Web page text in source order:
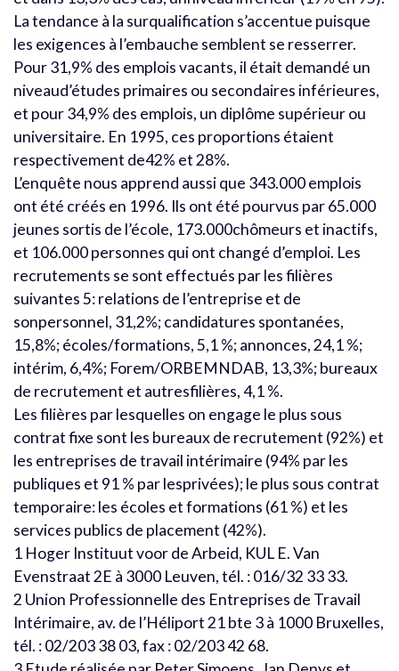
La tendance à la surqualification s’accentue puisque
les exigences à l’embauche semblent se resserrer.
Pour 31,9% des emplois vacants, il était demandé un
niveaud’études primaires ou secondaires inférieures,
et pour 34,9% des emplois, un diplôme supérieur ou
universitaire. En 1995, ces proportions étaient
respectivement de42% et 28%.
L’enquête nous apprend aussi que 343.000 emplois
ont été créés en 1996. Ils ont été pourvus par 65.000
jeunes sortis de l’école, 173.000chômeurs et inactifs,
et 106.000 personnes qui ont changé d’emploi. Les
recrutements se sont effectués par les filières
suivantes 5: relations de l’entreprise et de
sonpersonnel, 31,2%; candidatures spontanées,
15,8%; écoles/formations, 5,1 %; annonces, 24,1 %;
intérim, 6,4%; Forem/ORBEMNDAB, 13,3%; bureaux
de recrutement et autresfilières, 4,1 %.
Les filières par lesquelles on engage le plus sous
contrat fixe sont les bureaux de recrutement (92%) et
les entreprises de travail intérimaire (94% par les
publiques et 91 % par lesprivées); le plus sous contrat
temporaire: les écoles et formations (61 %) et les
services publics de placement (42%).
1 Hoger Instituut voor de Arbeid, KUL E. Van
Evenstraat 2E à 3000 Leuven, tél. : 016/32 33 33.
2 Union Professionnelle des Entreprises de Travail
Intérimaire, av. de l’Héliport 21 bte 3 à 1000 Bruxelles,
tél. : 02/203 38 03, fax : 02/203 42 68.